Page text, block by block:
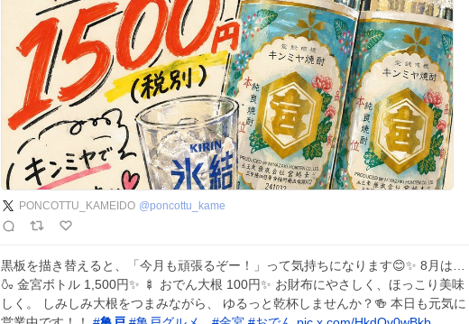
PONCOTTU_KAMEIDO @poncottu_kame
黒板を描き替えると、「今月も頑張るぞー！」って気持ちになります😊✨ 8月は…
🍶 金宮ボトル 1,500円✨ 🍢 おでん大根 100円✨ お財布にやさしく、ほっこり美味
しく。 しみしみ大根をつまみながら、 ゆるっと乾杯しませんか？🍻 本日も元気に